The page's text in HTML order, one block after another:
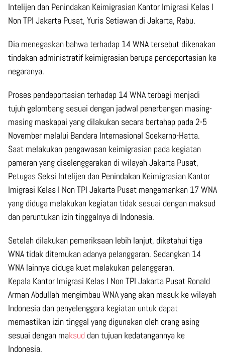
Intelijen dan Penindakan Keimigrasian Kantor Imigrasi Kelas I
Non TPI Jakarta Pusat, Yuris Setiawan di Jakarta, Rabu.
Dia menegaskan bahwa terhadap 14 WNA tersebut dikenakan
tindakan administratif keimigrasian berupa pendeportasian ke
negaranya.
Proses pendeportasian terhadap 14 WNA terbagi menjadi
tujuh gelombang sesuai dengan jadwal penerbangan masing-
masing maskapai yang dilakukan secara bertahap pada 2-5
November melalui Bandara Internasional Soekarno-Hatta.
Saat melakukan pengawasan keimigrasian pada kegiatan
pameran yang diselenggarakan di wilayah Jakarta Pusat,
Petugas Seksi Intelijen dan Penindakan Keimigrasian Kantor
Imigrasi Kelas I Non TPI Jakarta Pusat mengamankan 17 WNA
yang diduga melakukan kegiatan tidak sesuai dengan maksud
dan peruntukan izin tinggalnya di Indonesia.
Setelah dilakukan pemeriksaan lebih lanjut, diketahui tiga
WNA tidak ditemukan adanya pelanggaran. Sedangkan 14
WNA lainnya diduga kuat melakukan pelanggaran.
Kepala Kantor Imigrasi Kelas I Non TPI Jakarta Pusat Ronald
Arman Abdullah mengimbau WNA yang akan masuk ke wilayah
Indonesia dan penyelenggara kegiatan untuk dapat
memastikan izin tinggal yang digunakan oleh orang asing
sesuai dengan maksud dan tujuan kedatangannya ke
Indonesia.